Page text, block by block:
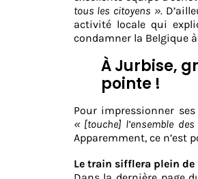
tous les citoyens ».
activité locale qui
condamner la Belgique
À Jurbise,
pointe !
Pour impressionner
« [touche] l’ensemble
Apparemment, ce n’est
Le train sifflera plein de